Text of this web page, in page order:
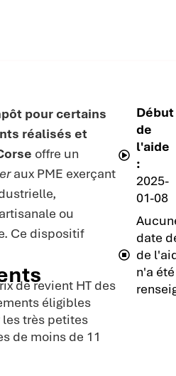
pour certains
réalisés et
offre un
aux PME exerçant
ou
Ce dispositif
de revient HT des
éligibles
les très petites
de moins de 11
Début
de
l'aide
:
2025-
01-08
date
de
n'a été